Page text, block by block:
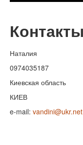
Контакты
Наталия
0974035187
Киевская область
КИЕВ
e-mail: vandini@ukr.net